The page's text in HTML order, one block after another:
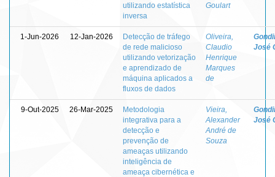
utilizando estatística
inversa
Goulart
1-Jun-2026 12-Jan-2026
Detecção de tráfego
de rede malicioso
utilizando vetorização
e aprendizado de
máquina aplicados a
fluxos de dados
Oliveira,
Claudio
Henrique
Marques
de
José
9-Out-2025 26-Mar-2025
Metodologia
integrativa para a
detecção e
prevenção de
ameaças utilizando
inteligência de
ameaça cibernética e
Vieira,
Alexander
André de
Souza
José